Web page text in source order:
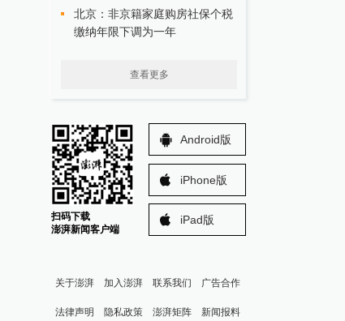
北京：非京籍家庭购房社保个税
缴纳年限下调为一年
查看更多
扫码下载
澎湃新闻客户端
Android版
iPhone版
iPad版
关于澎湃 加入澎湃 联系我们 广告合作
法律声明 隐私政策 澎湃矩阵 新闻报料